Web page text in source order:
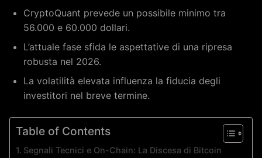
CryptoQuant prevede un possibile minimo tra
56.000 e 60.000 dollari.
L’attuale fase sfida le aspettative di una ripresa
robusta nel 2026.
La volatilità elevata influenza la fiducia degli
investitori nel breve termine.
Table of Contents
Segnali Tecnici e On-Chain: La Discesa di Bitcoin